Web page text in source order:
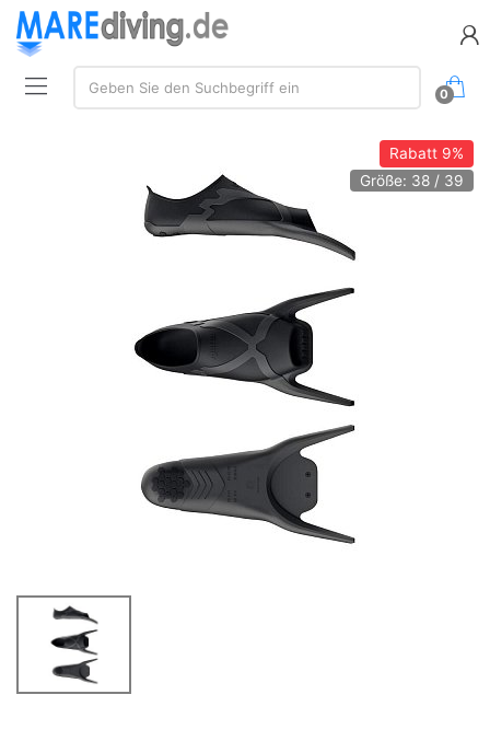
Suche:
Geben Sie den Suchbegriff ein
0
Rabatt9%
Größe: 38 / 39